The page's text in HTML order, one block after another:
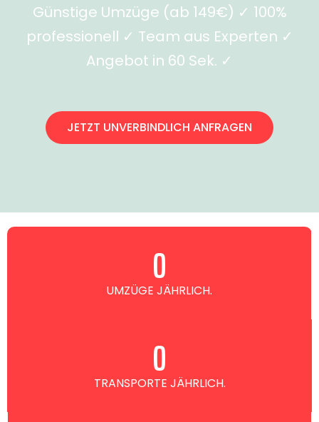
Günstige Umzüge (ab 149€) ✓ 100%
professionell ✓ Team aus Experten ✓
Angebot in 60 Sek. ✓
JETZT UNVERBINDLICH ANFRAGEN
UMZÜGE JÄHRLICH.
0
TRANSPORTE JÄHRLICH.
0